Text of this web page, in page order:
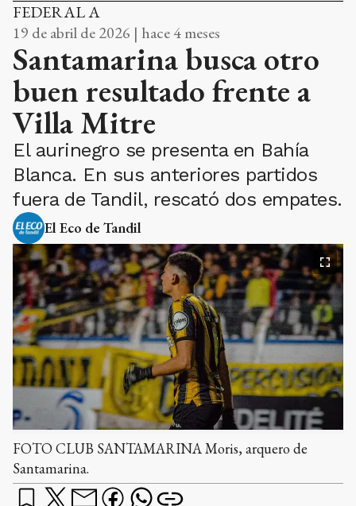
FEDERAL A
19 de abril de 2026 | hace 4 meses
Santamarina busca otro
buen resultado frente a
Villa Mitre
El aurinegro se presenta en Bahía
Blanca. En sus anteriores partidos
fuera de Tandil, rescató dos empates.
El Eco de Tandil
FOTO CLUB SANTAMARINA Moris, arquero de
Santamarina.